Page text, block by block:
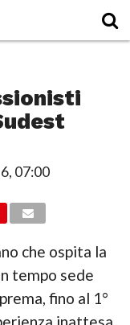
07:00
che ospita la
tempo sede
fino al 1°